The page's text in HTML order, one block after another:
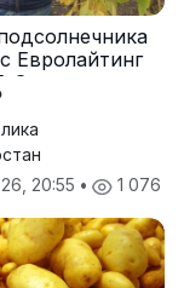
Евролайтинг
G+
20:55 • 1 076